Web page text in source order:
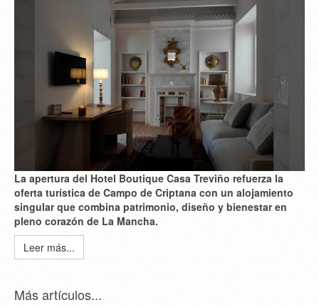
La apertura del Hotel Boutique Casa Treviño refuerza la
oferta turística de Campo de Criptana con un alojamiento
singular que combina patrimonio, diseño y bienestar en
pleno corazón de La Mancha.
Leer más...
Más artículos...